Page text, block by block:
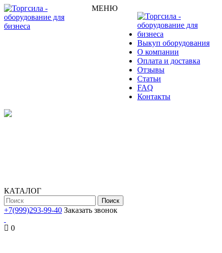
МЕНЮ
Выкуп оборудования
О компании
Оплата и доставка
Отзывы
Статьи
FAQ
Контакты
КАТАЛОГ
Поиск
+7(999)293-99-40 Заказать звонок
0